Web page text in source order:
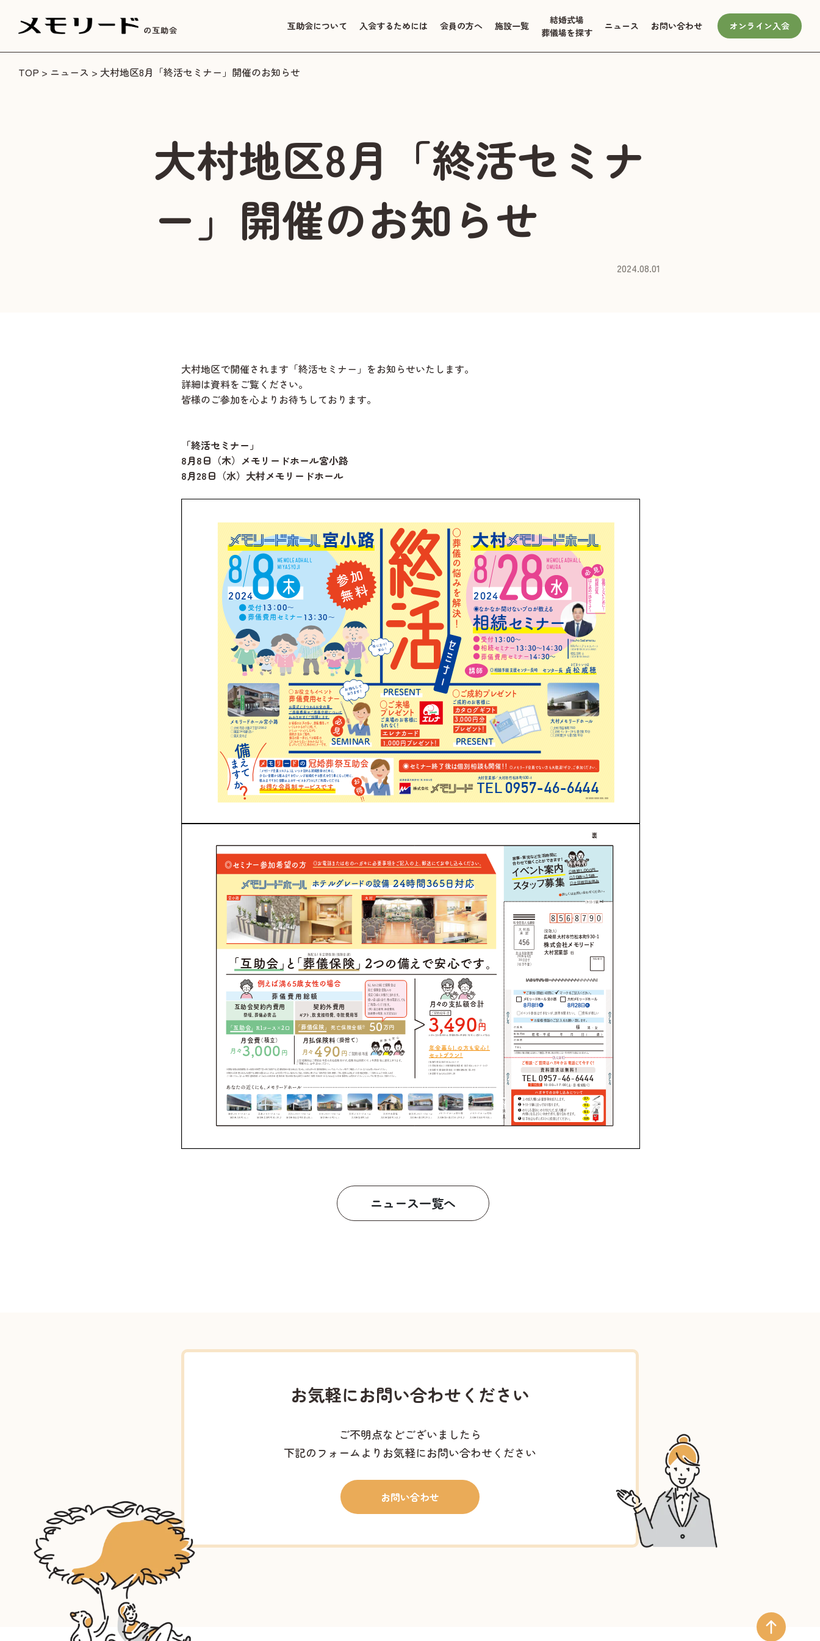
互助会について 入会するためには 会員の方へ 施設一覧
結婚式場
葬儀場を探す
ニュース お問い合わせ オンライン入会
TOP > ニュース > 大村地区8月「終活セミナー」開催のお知らせ
大村地区8月「終活セミナ
ー」開催のお知らせ
2024.08.01
大村地区で開催されます「終活セミナー」をお知らせいたします。
詳細は資料をご覧ください。
皆様のご参加を心よりお待ちしております。
「終活セミナー」
8月8日（木）メモリードホール宮小路
8月28日（水）大村メモリードホール
ニュース一覧へ
お気軽にお問い合わせください
ご不明点などございましたら
下記のフォームよりお気軽にお問い合わせください
お問い合わせ